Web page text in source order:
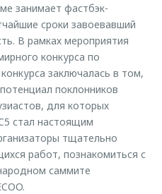
занимает фастбэк-
сроки завоевавший
В рамках мероприятия
конкурса по
заключалась в том,
поклонников
для которых
стал настоящим
тщательно
работ, познакомиться с
саммите